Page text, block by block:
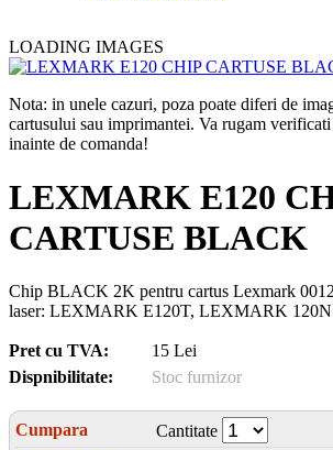
LOADING IMAGES
Nota: in unele cazuri, poza poate diferi de
cartusului sau imprimantei. Va rugam
inainte de comanda!
LEXMARK E120
CARTUSE BLACK
Chip BLACK 2K pentru cartus Lexmark
laser: LEXMARK E120T, LEXMARK
Pret cu TVA:
15 Lei
Dispnibilitate:
Stoc furnizor
Cumpara
Cantitate